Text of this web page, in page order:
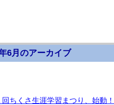
6月のアーカイブ
ちくさ生涯学習まつり、始動！